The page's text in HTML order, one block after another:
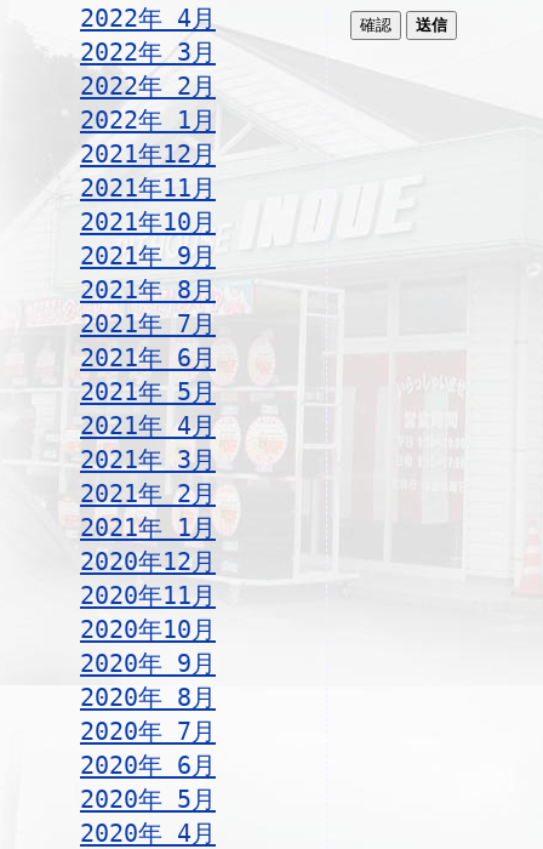
2022年 4月
2022年 3月
2022年 2月
2022年 1月
2021年12月
2021年11月
2021年10月
2021年 9月
2021年 8月
2021年 7月
2021年 6月
2021年 5月
2021年 4月
2021年 3月
2021年 2月
2021年 1月
2020年12月
2020年11月
2020年10月
2020年 9月
2020年 8月
2020年 7月
2020年 6月
2020年 5月
2020年 4月